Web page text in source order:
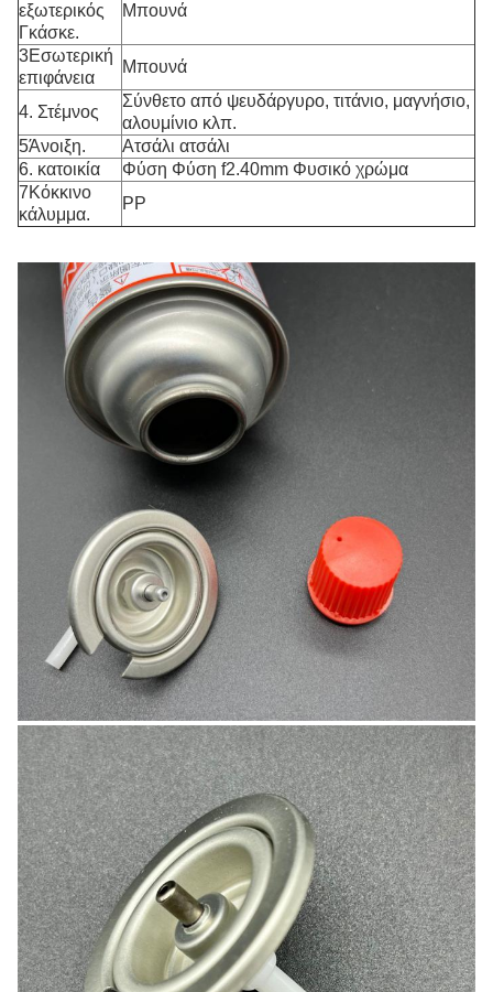
εξωτερικός
Γκάσκε.
Μπουνά
3Εσωτερική
επιφάνεια
Μπουνά
4. Στέμνος
Σύνθετο από ψευδάργυρο, τιτάνιο, μαγνήσιο,
αλουμίνιο κλπ.
5Άνοιξη.
Ατσάλι ατσάλι
6. κατοικία
Φύση Φύση f2.40mm Φυσικό χρώμα
7Κόκκινο
κάλυμμα.
PP